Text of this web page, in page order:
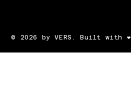
© 2026 by VERS. Built with ❤️